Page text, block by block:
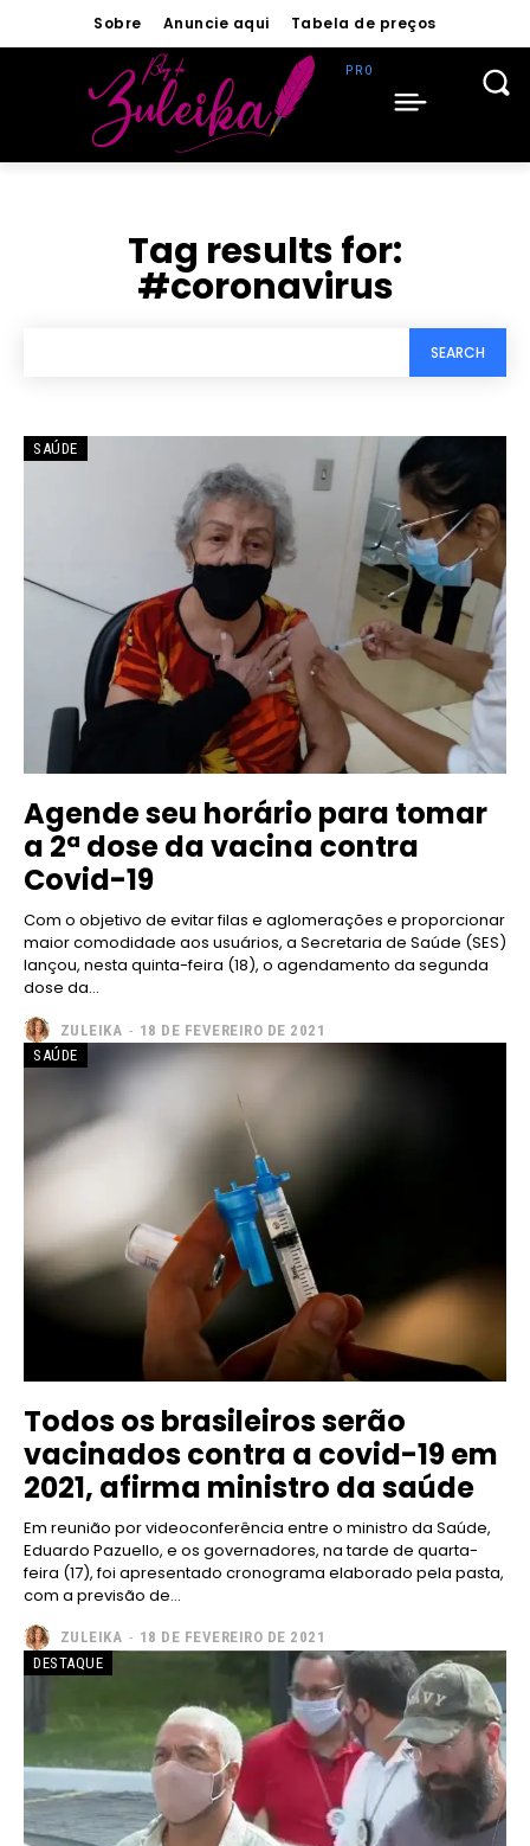
Sobre Anuncie aqui Tabela de preços
Tag results for:
#coronavirus
SEARCH
SAÚDE
Agende seu horário para tomar
a 2ª dose da vacina contra
Covid-19
Com o objetivo de evitar filas e aglomerações e proporcionar
maior comodidade aos usuários, a Secretaria de Saúde (SES)
lançou, nesta quinta-feira (18), o agendamento da segunda
dose da...
ZULEIKA - 18 DE FEVEREIRO DE 2021
SAÚDE
Todos os brasileiros serão
vacinados contra a covid-19 em
2021, afirma ministro da saúde
Em reunião por videoconferência entre o ministro da Saúde,
Eduardo Pazuello, e os governadores, na tarde de quarta-
feira (17), foi apresentado cronograma elaborado pela pasta,
com a previsão de...
ZULEIKA - 18 DE FEVEREIRO DE 2021
DESTAQUE